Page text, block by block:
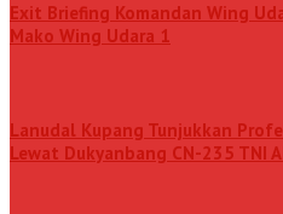
Exit Briefing Komandan Wing
Mako Wing Udara 1
Lanudal Kupang Tunjukkan
Lewat Dukyanbang CN-235 TNI